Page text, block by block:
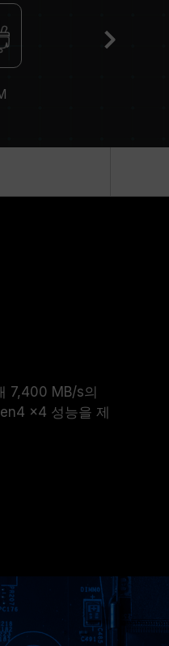
7,400 MB/s의
x4 성능을 제